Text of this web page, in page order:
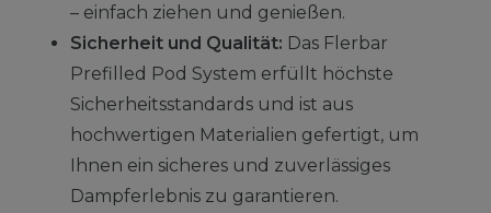
– einfach ziehen und genießen.
Sicherheit und Qualität: Das Flerbar
Prefilled Pod System erfüllt höchste
Sicherheitsstandards und ist aus
hochwertigen Materialien gefertigt, um
Ihnen ein sicheres und zuverlässiges
Dampferlebnis zu garantieren.